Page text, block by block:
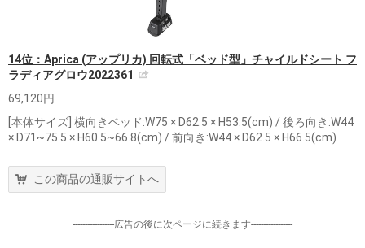
14位：Aprica (アップリカ) 回転式「ベッド型」チャイルドシート フ
ラディアグロウ2022361
69,120円
[本体サイズ] 横向きベッド:W75 × D62.5 × H53.5(cm) / 後ろ向き:W44
× D71~75.5 × H60.5~66.8(cm) / 前向き:W44 × D62.5 × H66.5(cm)
この商品の通販サイトへ
-----------------広告の後に次ページに続きます-----------------